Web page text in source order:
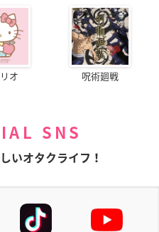
オ 呪術廻戦
SNS
いオタクライフ！